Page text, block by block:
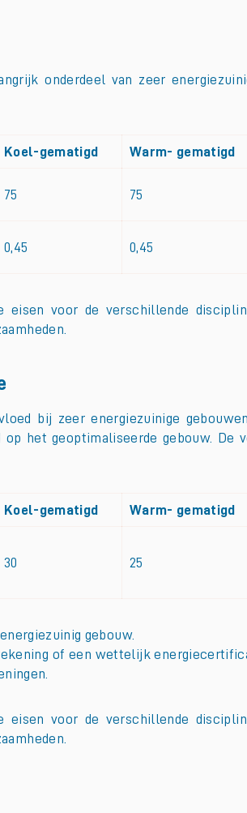
onderdeel van zeer
Koel-gematigd Warm- gematigd
75 75
0,45 0,45
voor de verschillende
bij zeer energiezuinige
het geoptimaliseerde gebouw.
Koel-gematigd Warm- gematigd
30 25
gebouw.
of een wettelijk
voor de verschillende